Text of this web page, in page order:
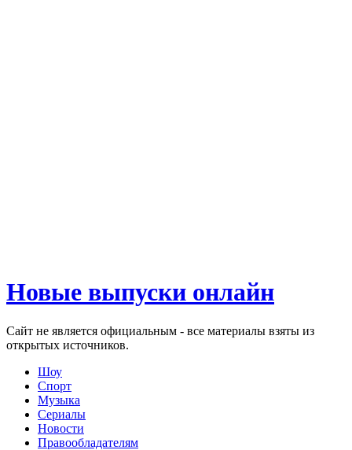
Новые выпуски онлайн
Сайт не является официальным - все материалы взяты из
открытых источников.
Шоу
Спорт
Музыка
Сериалы
Новости
Правообладателям